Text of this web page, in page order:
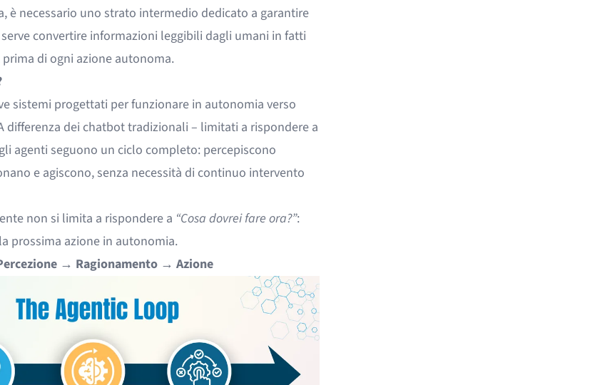
è necessario uno strato intermedio dedicato a garantire
convertire informazioni leggibili dagli umani in fatti
di ogni azione autonoma.
sistemi progettati per funzionare in autonomia verso
differenza dei chatbot tradizionali – limitati a rispondere a
agenti seguono un ciclo completo: percepiscono
e agiscono, senza necessità di continuo intervento
non si limita a rispondere a “Cosa dovrei fare ora?”:
prossima azione in autonomia.
→ Ragionamento → Azione